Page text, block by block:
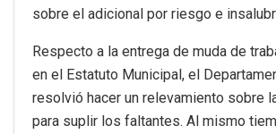
sobre el adicional por riesgo e
Respecto a la entrega de muda de
en el Estatuto Municipal, el
resolvió hacer un relevamiento sobre
para suplir los faltantes. Al mismo